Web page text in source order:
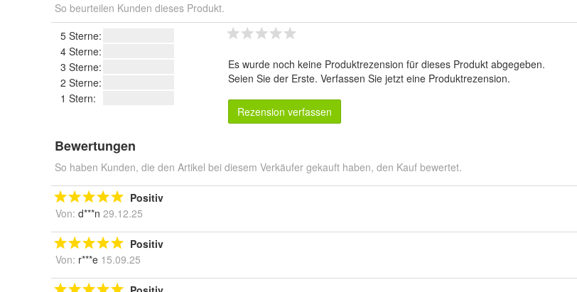
So beurteilen Kunden dieses Produkt.
5 Sterne:
4 Sterne:
3 Sterne:
2 Sterne:
1 Stern:
Es wurde noch keine Produktrezension für dieses Produkt abgegeben.
Seien Sie der Erste. Verfassen Sie jetzt eine Produktrezension.
Rezension verfassen
Bewertungen
So haben Kunden, die den Artikel bei diesem Verkäufer gekauft haben, den Kauf bewertet.
Positiv
Von: d***n 29.12.25
Positiv
Von: r***e 15.09.25